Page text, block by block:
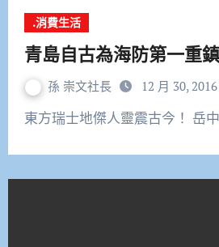
.消費生活
青島自古為海防第一重鎮
孫 崇文社長 12 月 30, 2016
東方瑞士地傑人靈震古今！